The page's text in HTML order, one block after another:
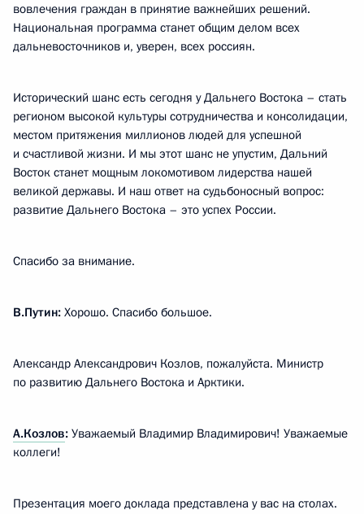
вовлечения граждан в принятие важнейших решений.
Национальная программа станет общим делом всех
дальневосточников и, уверен, всех россиян.
Исторический шанс есть сегодня у Дальнего Востока – стать
регионом высокой культуры сотрудничества и консолидации,
местом притяжения миллионов людей для успешной
и счастливой жизни. И мы этот шанс не упустим, Дальний
Восток станет мощным локомотивом лидерства нашей
великой державы. И наш ответ на судьбоносный вопрос:
развитие Дальнего Востока – это успех России.
Спасибо за внимание.
В.Путин: Хорошо. Спасибо большое.
Александр Александрович Козлов, пожалуйста. Министр
по развитию Дальнего Востока и Арктики.
А.Козлов: Уважаемый Владимир Владимирович! Уважаемые
коллеги!
Презентация моего доклада представлена у вас на столах.